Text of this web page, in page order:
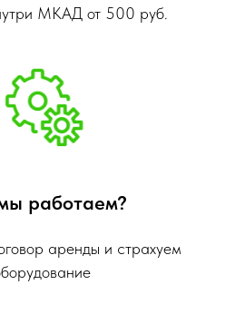
МКАД от 500 руб.
работаем?
аренды и страхуем